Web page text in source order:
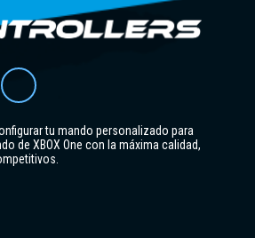
tu mando personalizado para
de XBOX One con la máxima calidad,